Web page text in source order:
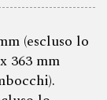
(escluso lo
363 mm